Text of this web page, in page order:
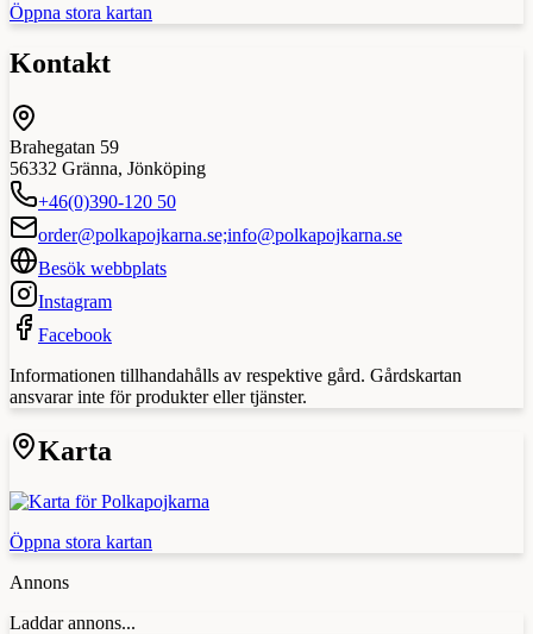
Öppna stora kartan
Kontakt
Brahegatan 59
56332 Gränna, Jönköping
+46(0)390-120 50
order@polkapojkarna.se;info@polkapojkarna.se
Besök webbplats
Instagram
Facebook
Informationen tillhandahålls av respektive gård. Gårdskartan
ansvarar inte för produkter eller tjänster.
Karta
Öppna stora kartan
Annons
Laddar annons...